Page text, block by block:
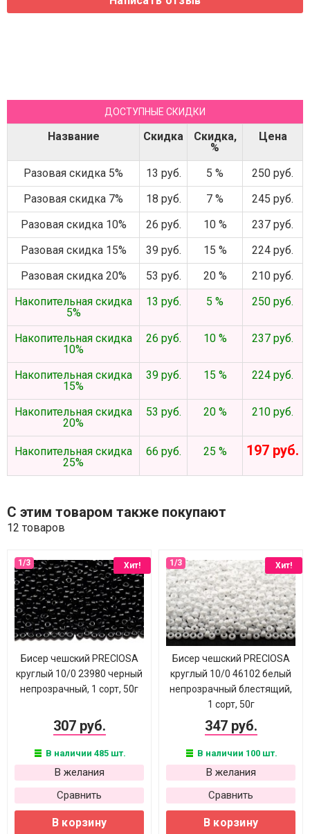
ДОСТУПНЫЕ СКИДКИ
Название Скидка
Скидка,
%
Цена
Разовая скидка 5% 13 руб. 5 %
250 руб.
Разовая скидка 7%
18 руб. 7 %
245 руб.
Разовая скидка 10%
26 руб. 10 %
237 руб.
Разовая скидка 15%
39 руб. 15 %
224 руб.
Разовая скидка 20%
53 руб. 20 %
210 руб.
Накопительная скидка
5%
13 руб. 5 % 250 руб.
Накопительная скидка
10%
26 руб. 10 % 237 руб.
Накопительная скидка
15%
39 руб. 15 % 224 руб.
Накопительная скидка
20%
53 руб. 20 % 210 руб.
Накопительная скидка
25%
66 руб. 25 % 197 руб.
С этим товаром также покупают
12 товаров
Хит!
Бисер чешский PRECIOSA
круглый 10/0 23980 черный
непрозрачный, 1 сорт, 50г
307 руб.
В наличии 485 шт.
В желания
Сравнить
В корзину
Хит!
Бисер чешский PRECIOSA
круглый 10/0 46102 белый
непрозрачный блестящий,
1 сорт, 50г
347 руб.
В наличии 100 шт.
В желания
Сравнить
В корзину